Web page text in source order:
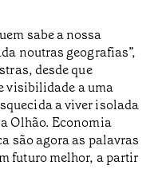
sabe a nossa
noutras geografias”,
desde que
visibilidade a uma
a viver isolada
Olhão. Economia
são agora as palavras
futuro melhor, a partir